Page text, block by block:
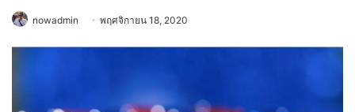
nowadmin พฤศจิกายน 18, 2020